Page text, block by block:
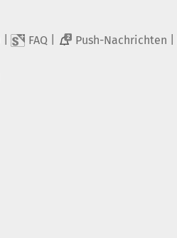
FAQ 2 Push-Nachrichten